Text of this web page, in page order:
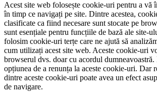
Acest site web folosește cookie-uri pentru a vă
în timp ce navigați pe site. Dintre acestea,
clasificate ca fiind necesare sunt stocate pe
sunt esențiale pentru funcțiile de bază ale site-
folosim cookie-uri terțe care ne ajută să
cum utilizați acest site web. Aceste cookie-uri
browserul dvs. doar cu acordul dumneavoastră.
opțiunea de a renunța la aceste cookie-uri. Dar
dintre aceste cookie-uri poate avea un efect
de navigare.